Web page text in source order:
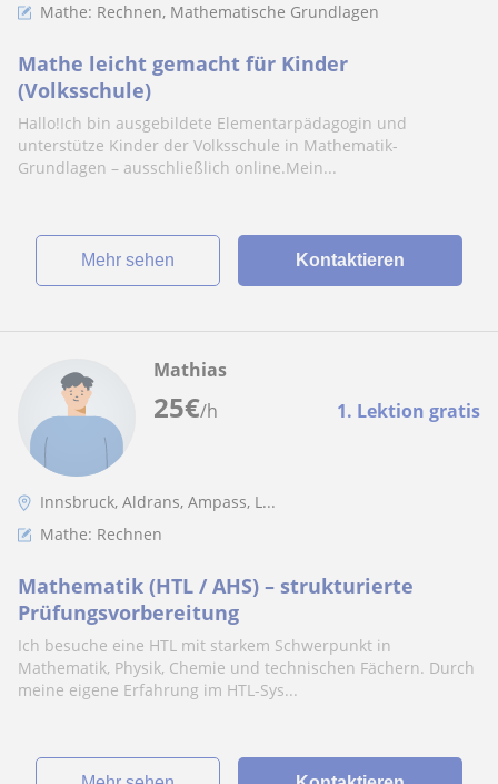
Mathe: Rechnen, Mathematische Grundlagen
Mathe leicht gemacht für Kinder
(Volksschule)
Hallo!Ich bin ausgebildete Elementarpädagogin und
unterstütze Kinder der Volksschule in Mathematik-
Grundlagen – ausschließlich online.Mein...
Mehr sehen Kontaktieren
25€/h 1. Lektion gratis
Mathias
Innsbruck, Aldrans, Ampass, L...
Mathe: Rechnen
Mathematik (HTL / AHS) – strukturierte
Prüfungsvorbereitung
Ich besuche eine HTL mit starkem Schwerpunkt in
Mathematik, Physik, Chemie und technischen Fächern. Durch
meine eigene Erfahrung im HTL-Sys...